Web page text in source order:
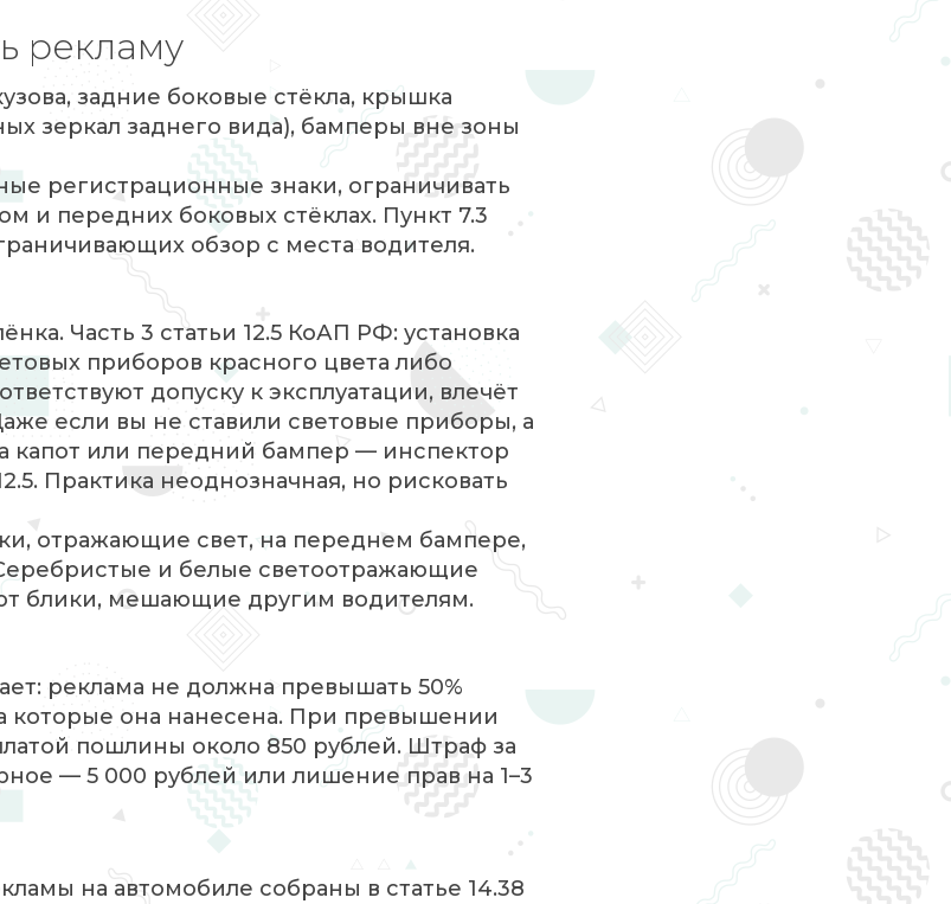
рекламу
задние боковые стёкла, крышка
зеркал заднего вида), бамперы вне зоны
регистрационные знаки, ограничивать
и передних боковых стёклах. Пункт 7.3
обзор с места водителя.
Часть 3 статьи 12.5 КоАП РФ: установка
приборов красного цвета либо
допуску к эксплуатации, влечёт
если вы не ставили световые приборы, а
капот или передний бампер — инспектор
Практика неоднозначная, но рисковать
отражающие свет, на переднем бампере,
и белые светоотражающие
блики, мешающие другим водителям.
реклама не должна превышать 50%
которые она нанесена. При превышении
пошлины около 850 рублей. Штраф за
— 5 000 рублей или лишение прав на 1–3
на автомобиле собраны в статье 14.38